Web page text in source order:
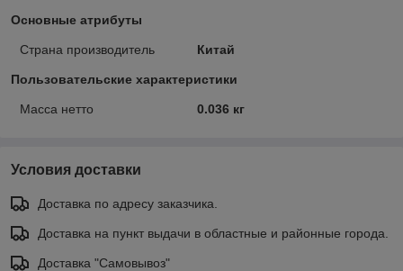
Основные атрибуты
Страна производитель Китай
Пользовательские характеристики
Масса нетто 0.036 кг
Условия доставки
Доставка по адресу заказчика.
Доставка на пункт выдачи в областные и районные города.
Доставка "Самовывоз"